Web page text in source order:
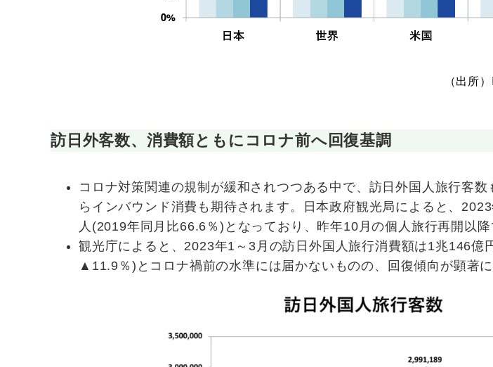
（出所
訪日外客数、消費額ともにコロナ前へ回復基調
コロナ対策関連の規制が緩和されつつある中で、訪日外国人旅行客
らインバウンド消費も期待されます。日本政府観光局によると、
人(2019年同月比66.6％)となっており、昨年10月の個人旅行再開以降
観光庁によると、2023年1～3月の訪日外国人旅行消費額は1兆146億
▲11.9％)とコロナ禍前の水準には届かないものの、回復傾向が顕著に